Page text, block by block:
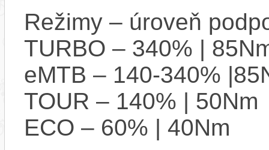
Režimy – úroveň
TURBO – 340% |
eMTB – 140-340%
TOUR – 140% | 50Nm
ECO – 60% | 40Nm